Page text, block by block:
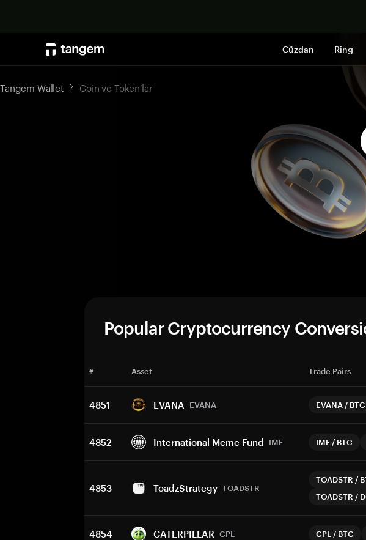
Cüzdan Ring
Tangem Wallet Coin ve Token'lar
Popular Cryptocurrency
# Asset Trade Pairs
4851 EVANA EVANA EVANA / BTC
4852 International Meme Fund IMF IMF / BTC
4853 ToadzStrategy TOADSTR
TOADSTR /
TOADSTR /
4854 CATERPILLAR CPL CPL / BTC